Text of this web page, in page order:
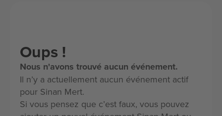
Oups !
Nous n'avons trouvé aucun événement.
Il n’y a actuellement aucun événement actif
pour Sinan Mert.
Si vous pensez que c’est faux, vous pouvez